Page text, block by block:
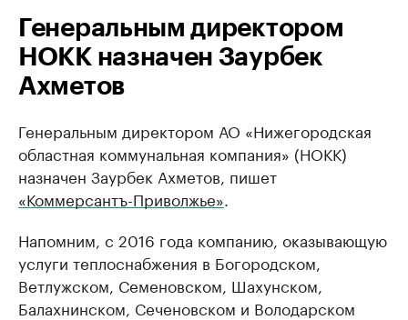
Генеральным директором
НОКК назначен Заурбек
Ахметов
Генеральным директором АО «Нижегородская
областная коммунальная компания» (НОКК)
назначен Заурбек Ахметов, пишет
«Коммерсантъ-Приволжье»
Напомним, с 2016 года компанию, оказывающую
услуги теплоснабжения в Богородском,
Ветлужском, Семеновском, Шахунском,
Балахнинском, Сеченовском и Володарском